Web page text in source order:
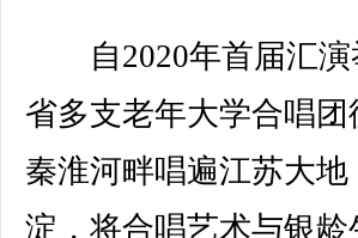
自2020年首届汇演
省多支老年大学合唱
秦淮河畔唱遍江苏大
淀，将合唱艺术与银